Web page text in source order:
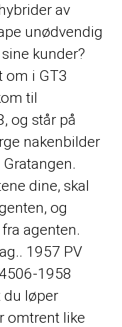
av
unødvendig
kunder?
om i GT3
til
og står på
nakenbilder
dine, skal
og
agenten.
1957 PV
1958
du løper
omtrent like